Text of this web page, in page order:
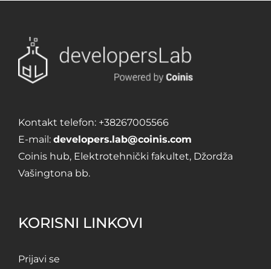
Kontakt telefon: +38267005566
E-mail: developers.lab@coinis.com
Coinis hub, Elektrotehnički fakultet, Džordža
Vašingtona bb.
KORISNI LINKOVI
Prijavi se